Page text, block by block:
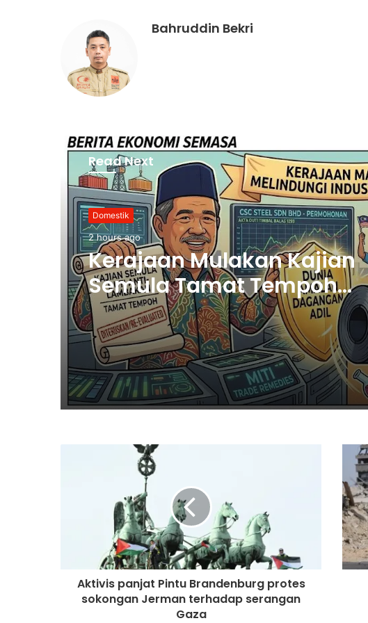
Bahruddin Bekri
Read Next
Palestin
3 hours ago
Nurul Izzah Bercuti
Sementara Jawatan
Timbalan Presiden PKR,
Saifuddin Pemangku
Tugas
Aktivis panjat Pintu Brandenburg protes
sokongan Jerman terhadap serangan
Gaza